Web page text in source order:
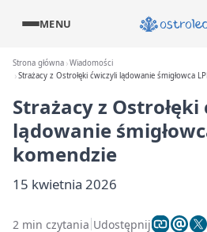
MENU
Strona główna Wiadomości
Strażacy z Ostrołęki ćwiczyli lądowanie śmigłowca
Strażacy z
lądowanie
komendzie
15 kwietnia 2026
2 min czytania Udostępnij